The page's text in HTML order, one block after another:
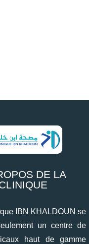
DE LA
IBN KHALDOUN se
un centre de
haut de gamme